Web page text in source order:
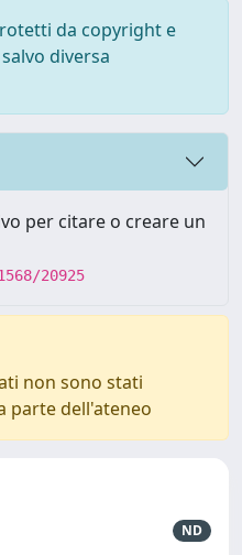
da copyright e
diversa
per citare o creare un
20925
non sono stati
parte dell'ateneo
ND